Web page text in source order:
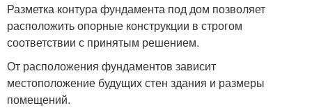
Разметка контура фундамента под дом позволяет
расположить опорные конструкции в строгом
соответствии с принятым решением.
От расположения фундаментов зависит
местоположение будущих стен здания и размеры
помещений.